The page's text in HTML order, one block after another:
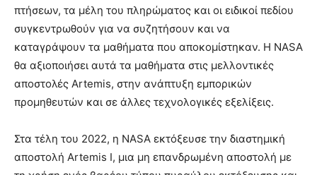
πτήσεων, τα μέλη του πληρώματος και οι ειδικοί πεδίου
συγκεντρωθούν για να συζητήσουν και να
καταγράψουν τα μαθήματα που αποκομίστηκαν. Η NASA
θα αξιοποιήσει αυτά τα μαθήματα στις μελλοντικές
αποστολές Artemis, στην ανάπτυξη εμπορικών
προμηθευτών και σε άλλες τεχνολογικές εξελίξεις.
Στα τέλη του 2022, η NASA εκτόξευσε την διαστημική
αποστολή Artemis I, μια μη επανδρωμένη αποστολή με